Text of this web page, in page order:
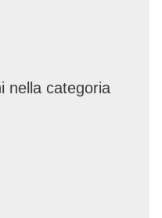
nella categoria